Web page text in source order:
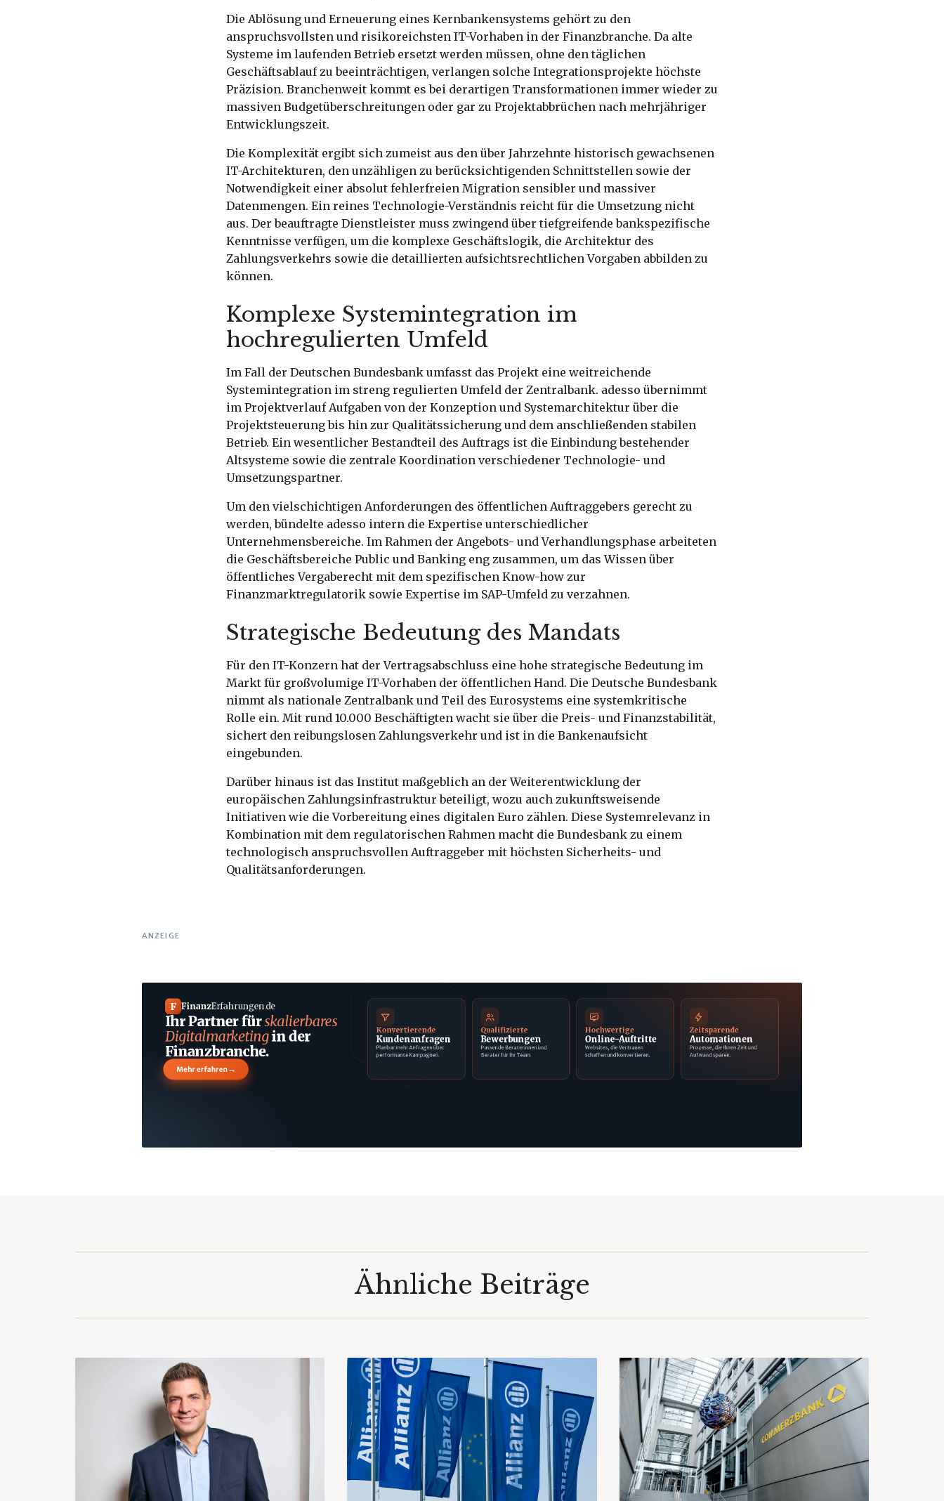
Die Ablösung und Erneuerung eines Kernbankensystems gehört zu den
anspruchsvollsten und risikoreichsten IT-Vorhaben in der Finanzbranche. Da alte
Systeme im laufenden Betrieb ersetzt werden müssen, ohne den täglichen
Geschäftsablauf zu beeinträchtigen, verlangen solche Integrationsprojekte höchste
Präzision. Branchenweit kommt es bei derartigen Transformationen immer wieder zu
massiven Budgetüberschreitungen oder gar zu Projektabbrüchen nach mehrjähriger
Entwicklungszeit.
Die Komplexität ergibt sich zumeist aus den über Jahrzehnte historisch gewachsenen
IT-Architekturen, den unzähligen zu berücksichtigenden Schnittstellen sowie der
Notwendigkeit einer absolut fehlerfreien Migration sensibler und massiver
Datenmengen. Ein reines Technologie-Verständnis reicht für die Umsetzung nicht
aus. Der beauftragte Dienstleister muss zwingend über tiefgreifende bankspezifische
Kenntnisse verfügen, um die komplexe Geschäftslogik, die Architektur des
Zahlungsverkehrs sowie die detaillierten aufsichtsrechtlichen Vorgaben abbilden zu
können.
Komplexe Systemintegration im
hochregulierten Umfeld
Im Fall der Deutschen Bundesbank umfasst das Projekt eine weitreichende
Systemintegration im streng regulierten Umfeld der Zentralbank. adesso übernimmt
im Projektverlauf Aufgaben von der Konzeption und Systemarchitektur über die
Projektsteuerung bis hin zur Qualitätssicherung und dem anschließenden stabilen
Betrieb. Ein wesentlicher Bestandteil des Auftrags ist die Einbindung bestehender
Altsysteme sowie die zentrale Koordination verschiedener Technologie- und
Umsetzungspartner.
Um den vielschichtigen Anforderungen des öffentlichen Auftraggebers gerecht zu
werden, bündelte adesso intern die Expertise unterschiedlicher
Unternehmensbereiche. Im Rahmen der Angebots- und Verhandlungsphase arbeiteten
die Geschäftsbereiche Public und Banking eng zusammen, um das Wissen über
öffentliches Vergaberecht mit dem spezifischen Know-how zur
Finanzmarktregulatorik sowie Expertise im SAP-Umfeld zu verzahnen.
Strategische Bedeutung des Mandats
Für den IT-Konzern hat der Vertragsabschluss eine hohe strategische Bedeutung im
Markt für großvolumige IT-Vorhaben der öffentlichen Hand. Die Deutsche Bundesbank
nimmt als nationale Zentralbank und Teil des Eurosystems eine systemkritische
Rolle ein. Mit rund 10.000 Beschäftigten wacht sie über die Preis- und Finanzstabilität,
sichert den reibungslosen Zahlungsverkehr und ist in die Bankenaufsicht
eingebunden.
Darüber hinaus ist das Institut maßgeblich an der Weiterentwicklung der
europäischen Zahlungsinfrastruktur beteiligt, wozu auch zukunftsweisende
Initiativen wie die Vorbereitung eines digitalen Euro zählen. Diese Systemrelevanz in
Kombination mit dem regulatorischen Rahmen macht die Bundesbank zu einem
technologisch anspruchsvollen Auftraggeber mit höchsten Sicherheits- und
Qualitätsanforderungen.
ANZEIGE
F FinanzErfahrungen.de
Ihr Partner fürskalierbares
Digitalmarketingin der
Finanzbranche.
Mehr erfahren →
Konvertierende
Kundenanfragen
Planbar mehr Anfragen über
performante Kampagnen.
Qualifizierte
Bewerbungen
Passende Beraterinnen und
Berater für Ihr Team.
Hochwertige
Online-Auftritte
Websites, die Vertrauen
schaffen und konvertieren.
Zeitsparende
Automationen
Prozesse, die Ihnen Zeit und
Aufwand sparen.
Ähnliche Beiträge